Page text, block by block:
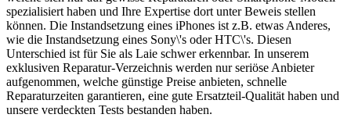
spezialisiert haben und Ihre Expertise dort unter Beweis stellen
können. Die Instandsetzung eines iPhones ist z.B. etwas Anderes,
wie die Instandsetzung eines Sony\'s oder HTC\'s. Diesen
Unterschied ist für Sie als Laie schwer erkennbar. In unserem
exklusiven Reparatur-Verzeichnis werden nur seriöse Anbieter
aufgenommen, welche günstige Preise anbieten, schnelle
Reparaturzeiten garantieren, eine gute Ersatzteil-Qualität haben und
unsere verdeckten Tests bestanden haben.